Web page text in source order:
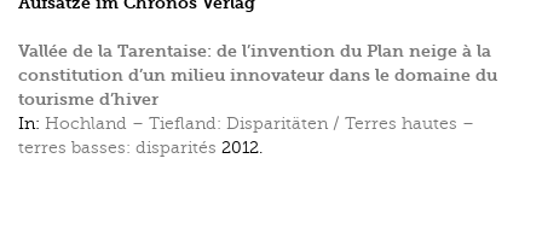
Vallée de la Tarentaise: de l’invention du Plan neige à la
constitution d’un milieu innovateur dans le domaine du
tourisme d’hiver
In: Hochland – Tiefland: Disparitäten / Terres hautes –
terres basses: disparités 2012.